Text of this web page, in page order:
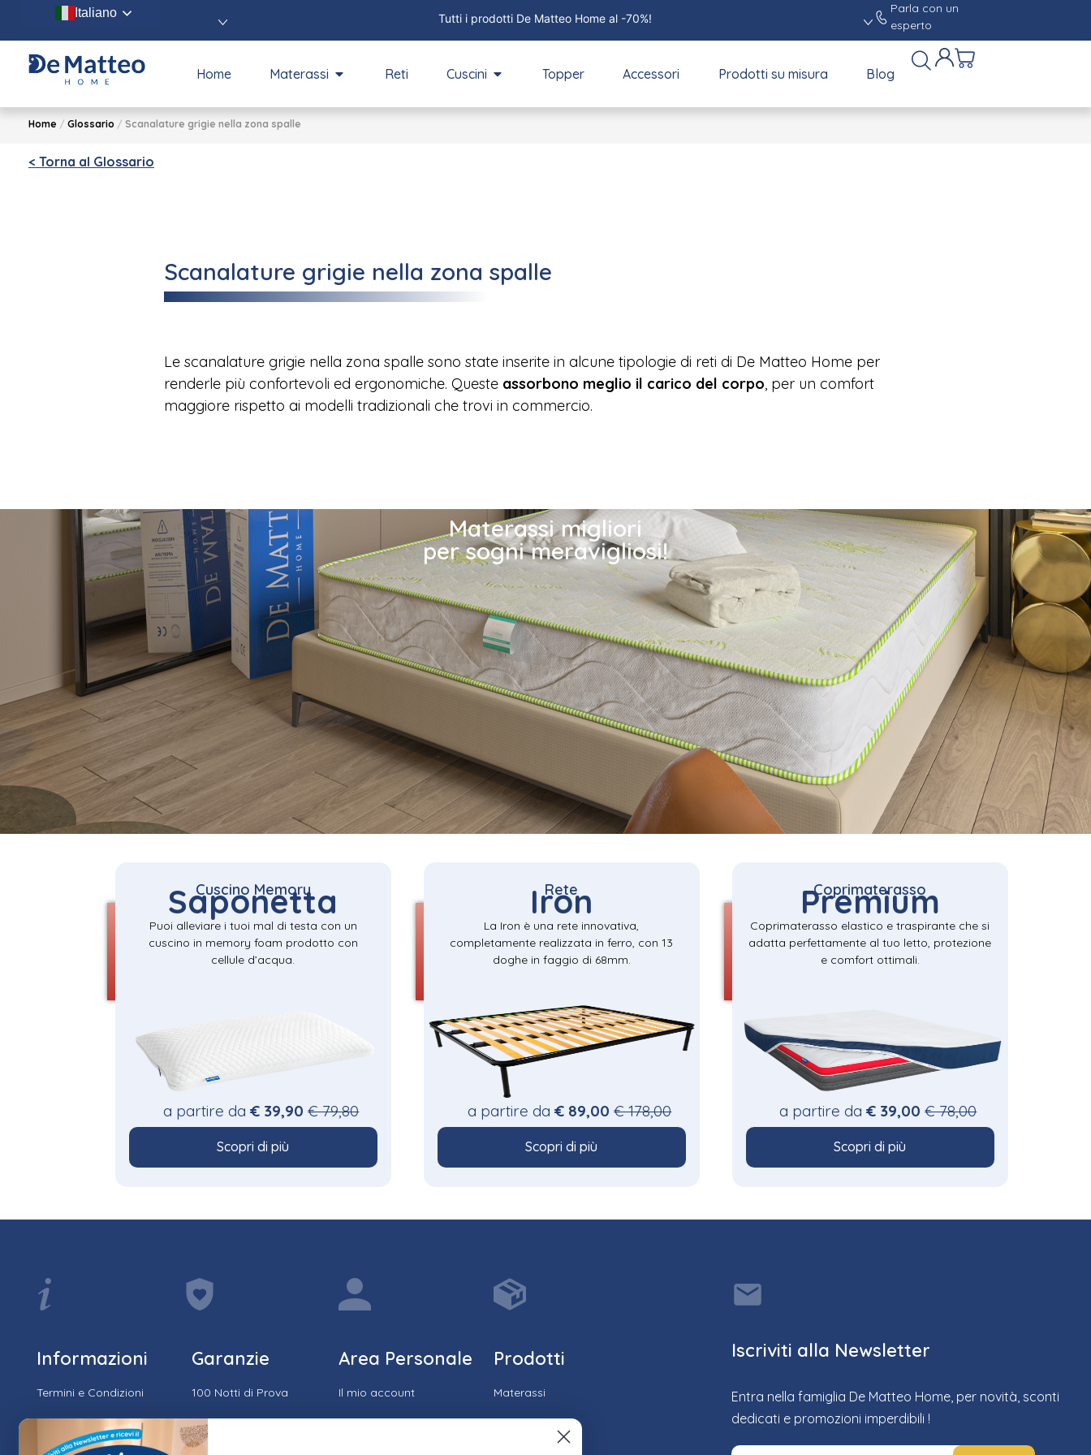
Italiano Tutti i prodotti De Matteo Home al -70%!
Parla con un
esperto
Home Materassi Reti Cuscini Topper Accessori Prodotti su misura Blog
Home / Glossario / Scanalature grigie nella zona spalle
< Torna al Glossario
Scanalature grigie nella zona spalle
Le scanalature grigie nella zona spalle sono state inserite in alcune tipologie di reti di De Matteo Home per
renderle più confortevoli ed ergonomiche. Queste assorbono meglio il carico del corpo, per un comfort
maggiore rispetto ai modelli tradizionali che trovi in commercio.
Materassi migliori
per sogni meravigliosi!
Cuscino Memory
Saponetta
Puoi alleviare i tuoi mal di testa con un
cuscino in memory foam prodotto con
cellule d’acqua.
a partire da€ 39,90 € 79,80
Scopri di più
Rete
Iron
La Iron è una rete innovativa,
completamente realizzata in ferro, con 13
doghe in faggio di 68mm.
a partire da€ 89,00 € 178,00
Scopri di più
Coprimaterasso
Premium
Coprimaterasso elastico e traspirante che si
adatta perfettamente al tuo letto, protezione
e comfort ottimali.
a partire da€ 39,00 € 78,00
Scopri di più
Informazioni
Termini e Condizioni
Privacy e Cookie
Policy
Garanzie
100 Notti di Prova
15 Anni di Garanzia
Area Personale
Il mio account
Storico ordini
Prodotti
Materassi
Reti
Iscriviti alla Newsletter
Entra nella famiglia De Matteo Home, per novità, sconti
dedicati e promozioni imperdibili !